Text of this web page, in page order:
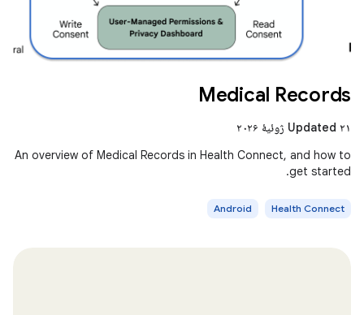
Medical Records
Updated ۲۱ ژوئیهٔ ۲۰۲۶
An overview of Medical Records in Health Connect, and how to
get started.
Health Connect
Android